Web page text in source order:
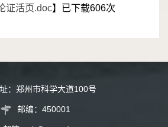
证活页.doc】已下载606次
：郑州市科学大道100号
邮编：450001